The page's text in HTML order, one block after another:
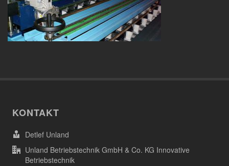
KONTAKT
Detlef Unland
Unland Betriebstechnik GmbH & Co. KG Innovative
Betriebstechnik